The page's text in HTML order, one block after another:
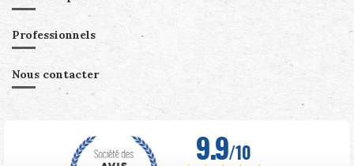
Professionnels
Nous contacter